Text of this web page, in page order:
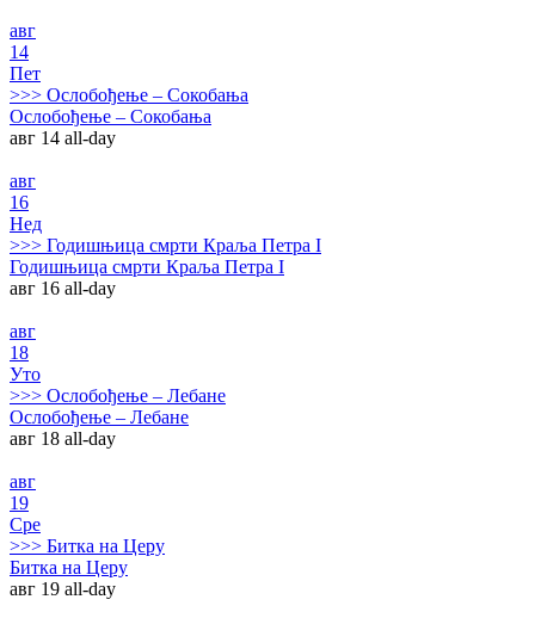
авг
14
Пет
>>> Ослобођење – Сокобања
Ослобођење – Сокобања
авг 14 all-day
авг
16
Нед
>>> Годишњица смрти Краља Петра I
Годишњица смрти Краља Петра I
авг 16 all-day
авг
18
Уто
>>> Ослобођење – Лебане
Ослобођење – Лебане
авг 18 all-day
авг
19
Сре
>>> Битка на Церу
Битка на Церу
авг 19 all-day